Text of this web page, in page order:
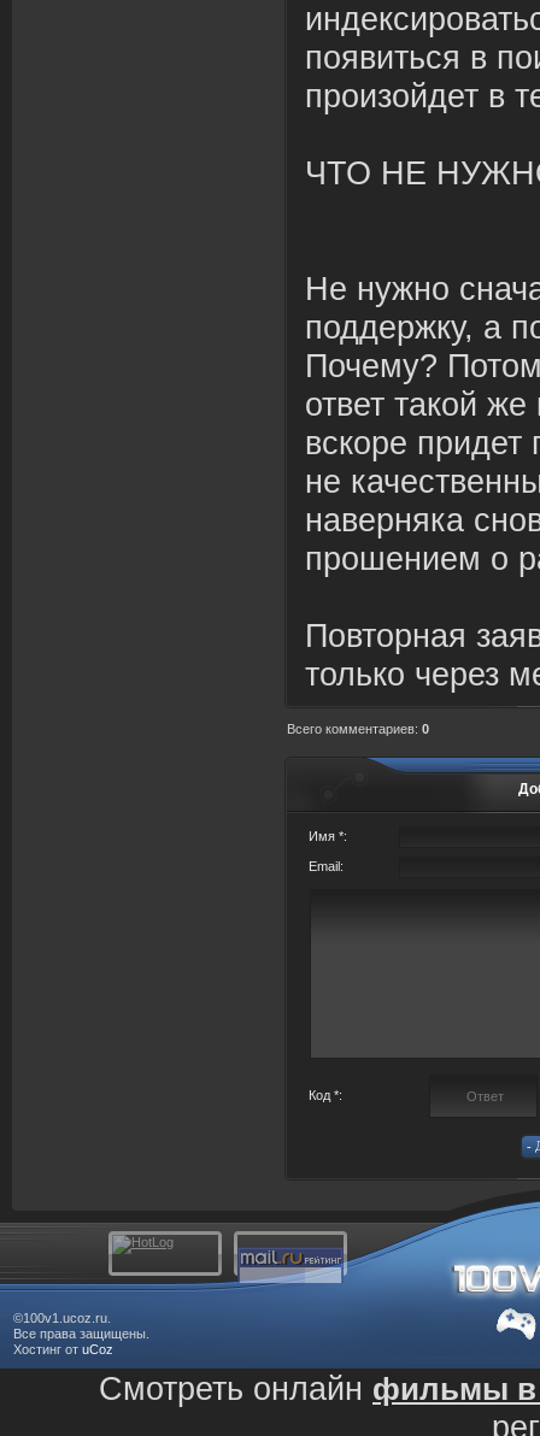
появиться в
произойдет в
ЧТО НЕ
Не нужно
поддержку, а
Почему?
ответ такой
вскоре
не
наверняка
прошением о
Повторная
только через
Всего комментариев: 0
Имя *:
Email:
Код *:
©100v1.ucoz.ru.
Все права защищены.
Хостинг от uCoz
Смотреть онлайн фильмы в